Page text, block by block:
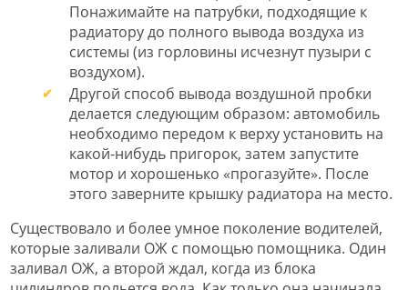
Понажимайте на патрубки, подходящие к
радиатору до полного вывода воздуха из
системы (из горловины исчезнут пузыри с
воздухом).
Другой способ вывода воздушной пробки
делается следующим образом: автомобиль
необходимо передом к верху установить на
какой-нибудь пригорок, затем запустите
мотор и хорошенько «прогазуйте». После
этого заверните крышку радиатора на место.
Существовало и более умное поколение водителей,
которые заливали ОЖ с помощью помощника. Один
заливал ОЖ, а второй ждал, когда из блока